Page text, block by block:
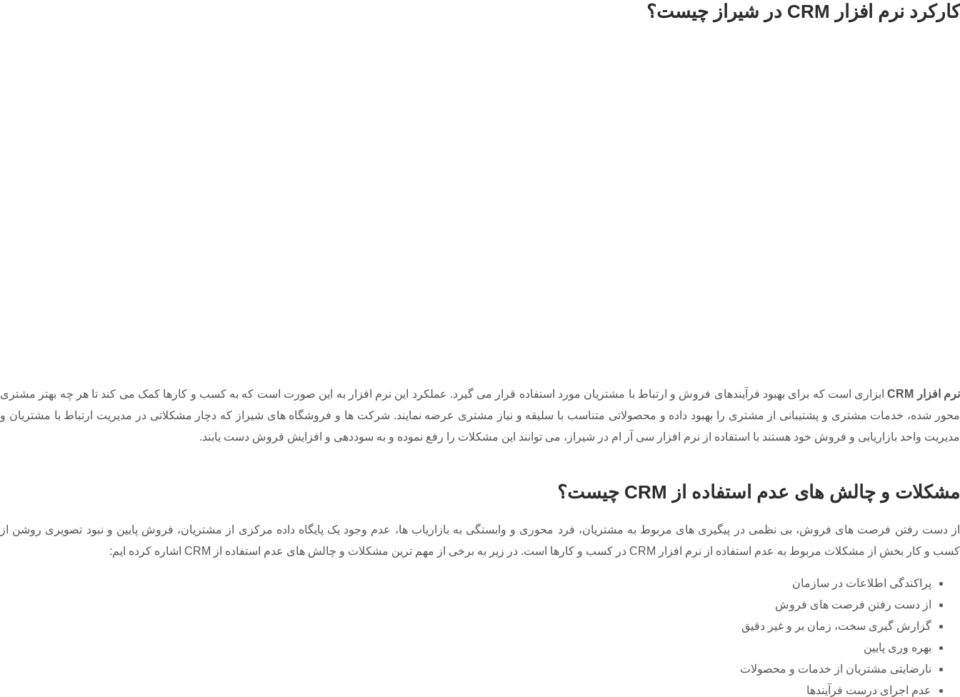
کارکرد نرم افزار CRM در شیراز چیست؟
نرم افزار CRM
ابزاری است که برای بهبود فرآیندهای فروش و ارتباط با مشتریان مورد استفاده قرار می گیرد. عملکرد این نرم افزار به این صورت است که به کسب و کارها کمک می کند تا هر چه بهتر مشتری
محور شده، خدمات مشتری و پشتیبانی از مشتری را بهبود داده و محصولاتی متناسب با سلیقه و نیاز مشتری عرضه نمایند. شرکت ها و فروشگاه های شیراز که دچار مشکلاتی در مدیریت ارتباط با مشتریان و
مدیریت واحد بازاریابی و فروش خود هستند با استفاده از نرم افزار سی آر ام در شیراز، می توانند این مشکلات را رفع نموده و به سوددهی و افزایش فروش دست یابند.
مشکلات و چالش های عدم استفاده از CRM چیست؟
از دست رفتن فرصت های فروش، بی نظمی در پیگیری های مربوط به مشتریان، فرد محوری و وابستگی به بازاریاب ها، عدم وجود یک پایگاه داده مرکزی از مشتریان، فروش پایین و نبود تصویری روشن از
کسب و کار بخش از مشکلات مربوط به عدم استفاده از نرم افزار CRM در کسب و کارها است. در زیر به برخی از مهم ترین مشکلات و چالش های عدم استفاده از CRM اشاره کرده ایم:
پراکندگی اطلاعات در سازمان
از دست رفتن فرصت های فروش
گزارش گیری سخت، زمان بر و غیر دقیق
بهره وری پایین
نارضایتی مشتریان از خدمات و محصولات
عدم اجرای درست فرآیندها